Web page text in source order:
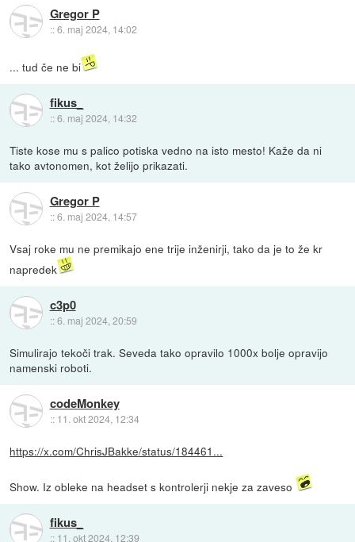
Gregor P
::6. maj 2024, 14:02
... tud če ne bi
fikus_
::6. maj 2024, 14:32
Tiste kose mu s palico potiska vedno na isto mesto! Kaže da ni
tako avtonomen, kot želijo prikazati.
Gregor P
::6. maj 2024, 14:57
Vsaj roke mu ne premikajo ene trije inženirji, tako da je to že kr
napredek
c3p0
::6. maj 2024, 20:59
Simulirajo tekoči trak. Seveda tako opravilo 1000x bolje opravijo
namenski roboti.
codeMonkey
:: 11. okt 2024, 12:34
https://x.com/ChrisJBakke/status/184461...
Show. Iz obleke na headset s kontrolerji nekje za zaveso
fikus_
:: 11. okt 2024, 12:39